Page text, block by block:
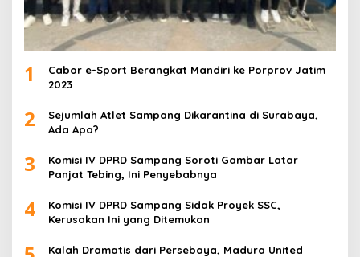
1
Cabor e-Sport Berangkat Mandiri ke Porprov Jatim
2023
2
Sejumlah Atlet Sampang Dikarantina di Surabaya,
Ada Apa?
3
Komisi IV DPRD Sampang Soroti Gambar Latar
Panjat Tebing, Ini Penyebabnya
4
Komisi IV DPRD Sampang Sidak Proyek SSC,
Kerusakan Ini yang Ditemukan
Kalah Dramatis dari Persebaya, Madura United